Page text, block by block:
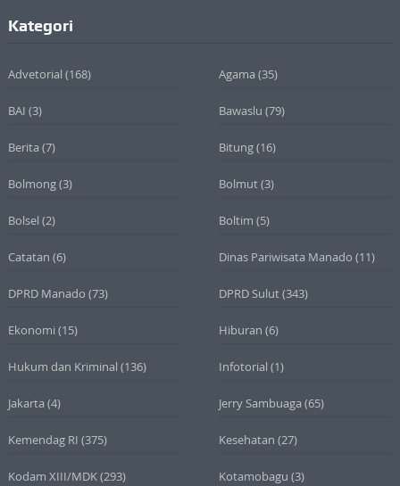
Kategori
Advetorial (168) Agama (35)
BAI (3) Bawaslu (79)
Berita (7) Bitung(16)
Bolmong(3) Bolmut(3)
Bolsel (2) Boltim (5)
Catatan (6) Dinas Pariwisata Manado (11)
DPRD Manado (73) DPRD Sulut(343)
Ekonomi (15) Hiburan (6)
Hukum dan Kriminal (136) Infotorial (1)
Jakarta (4) Jerry Sambuaga (65)
Kemendag RI (375) Kesehatan (27)
Kodam XIII/MDK(293) Kotamobagu (3)